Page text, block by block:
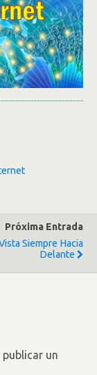
Próxima Entrada
Siempre Hacia
Delante
publicar un